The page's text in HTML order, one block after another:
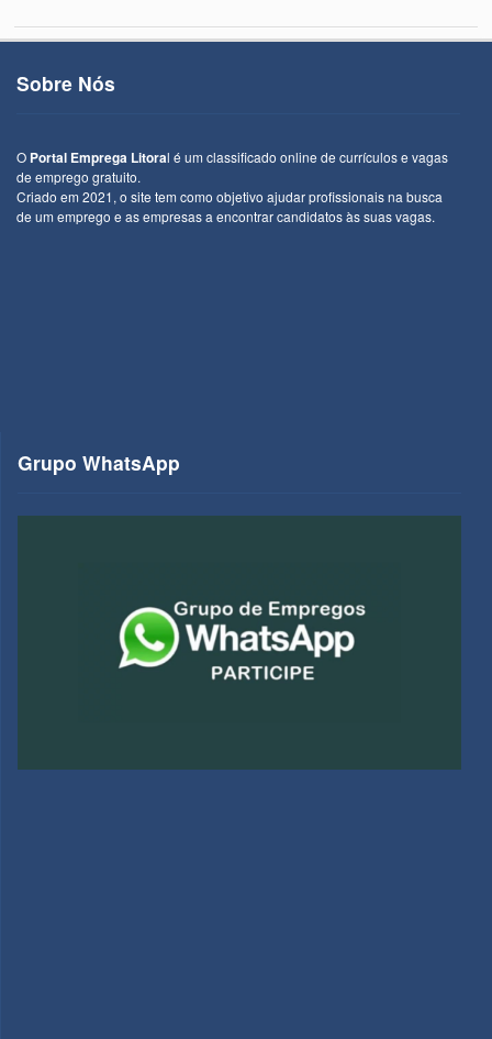
Sobre Nós
O Portal Emprega Litoral é um classificado online de currículos e vagas
de emprego gratuito.
Criado em 2021, o site tem como objetivo ajudar profissionais na busca
de um emprego e as empresas a encontrar candidatos às suas vagas.
Grupo WhatsApp